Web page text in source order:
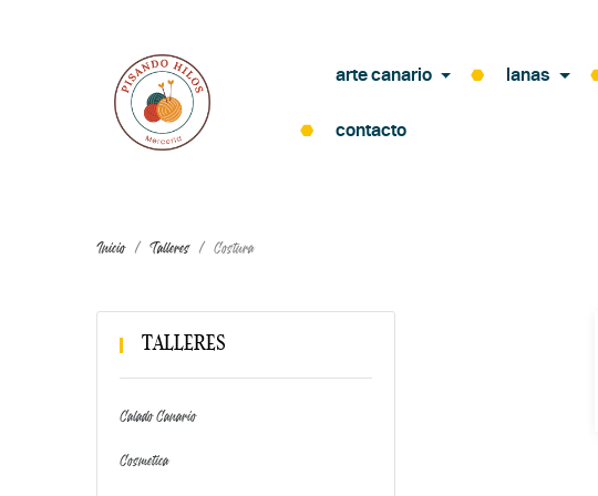
arte canario lanas
contacto
Inicio Talleres Costura
TALLERES
Calado Canario
Cosmetica